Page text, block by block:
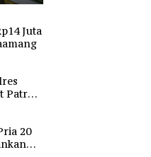
Juta
Patroli
20